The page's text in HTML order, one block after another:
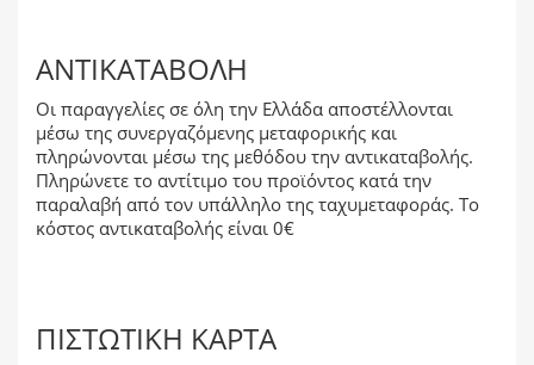
ΑΝΤΙΚΑΤΑΒΟΛΉ
Οι παραγγελίες σε όλη την Ελλάδα αποστέλλονται
μέσω της συνεργαζόμενης μεταφορικής και
πληρώνονται μέσω της μεθόδου την αντικαταβολής.
Πληρώνετε το αντίτιμο του προϊόντος κατά την
παραλαβή από τον υπάλληλο της ταχυμεταφοράς. Το
κόστος αντικαταβολής είναι 0€
ΠΙΣΤΩΤΙΚΉ ΚΆΡΤΑ